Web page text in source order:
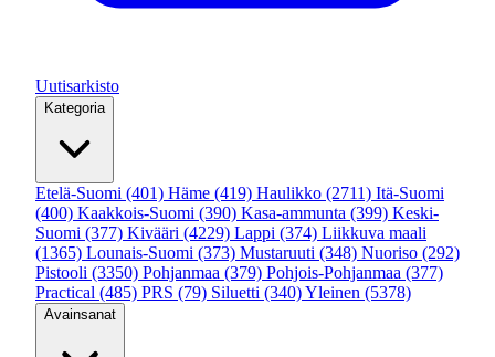
Uutisarkisto
Kategoria
Etelä-Suomi (401) Häme (419) Haulikko (2711) Itä-Suomi
(400) Kaakkois-Suomi (390) Kasa-ammunta (399) Keski-
Suomi (377) Kivääri (4229) Lappi (374) Liikkuva maali
(1365) Lounais-Suomi (373) Mustaruuti (348) Nuoriso (292)
Pistooli (3350) Pohjanmaa (379) Pohjois-Pohjanmaa (377)
Practical (485) PRS (79) Siluetti (340)Yleinen (5378)
Avainsanat